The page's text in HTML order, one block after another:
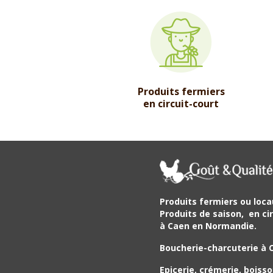
Produits fermiers
en circuit-court
Produits fermiers ou
Produits de saison, en
à Caen en Normandie.
Boucherie-charcuterie à
Epicerie, crémerie,